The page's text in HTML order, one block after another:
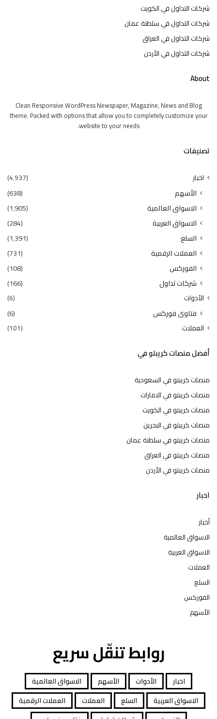
شركات التداول في الكويت
شركات التداول في سلطنة عمان
شركات التداول في العراق
شركات التداول في الأردن
About
Clean Responsive WordPress Newspaper, Magazine, News and Blog
theme. Packed with options that allow you to completely customize your
website to your needs.
تصنيفات
اخبار (4٬937)
الأسهم
(638)
الاسواق العالمية
(1٬905)
الاسواق العربية
(284)
السلع
(1٬391)
العملات الرقمية
(731)
الفوركس
(108)
شركات تداول
(166)
الأدوات (6)
فتاوى فوركس (6)
العملات (101)
أفضل منصات كريبتو في
منصات كريبتو في السعودية
منصات كريبتو في الامارات
منصات كريبتو في الكويت
منصات كريبتو في البحرين
منصات كريبتو في سلطنة عمان
منصات كريبتو في العراق
منصات كريبتو في الأردن
اخبار
أخبار
الاسواق العالمية
الاسواق العربية
العملات
السلع
الفوركس
الأسهم
روابط تنقّل سريع
اخبار الأدوات الأسهم
الاسواق العالمية
الاسواق العربية
السلع العملات
العملات الرقمية